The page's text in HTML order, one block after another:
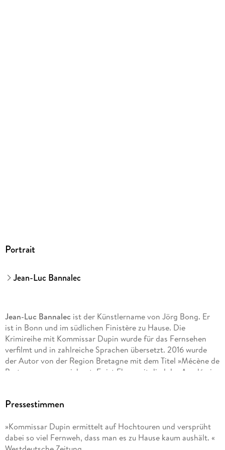
Portrait
Jean-Luc Bannalec
Jean-Luc Bannalecist der Künstlername von Jörg Bong. Er
ist in Bonn und im südlichen Finistère zu Hause. Die
Krimireihe mit Kommissar Dupin wurde für das Fernsehen
verfilmt und in zahlreiche Sprachen übersetzt. 2016 wurde
der Autor von der Region Bretagne mit dem Titel »Mécène de
Bretagne« ausgezeichnet. Er ist Ehrenmitglied der Académie
deutsch-französischen Beziehungen und die
Pressestimmen
»Kommissar Dupin ermittelt auf Hochtouren und versprüht
dabei so viel Fernweh, dass man es zu Hause kaum aushält. «